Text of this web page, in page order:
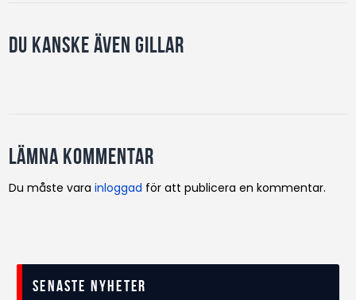
Du kanske även gillar
Lämna kommentar
Du måste varainloggad för att publicera en kommentar.
Senaste nyheter